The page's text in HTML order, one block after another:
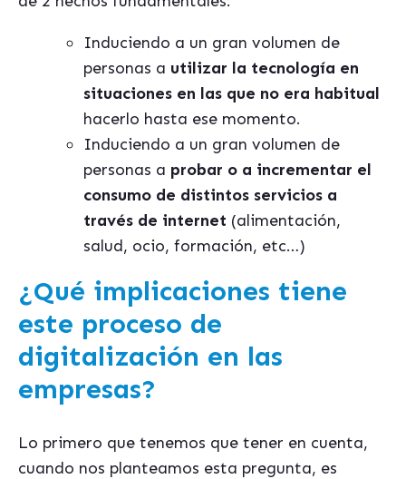
Induciendo a un gran volumen de
personas a utilizar la tecnología en
situaciones en las que no era habitual
hacerlo hasta ese momento.
Induciendo a un gran volumen de
personas a probar o a incrementar el
consumo de distintos servicios a
través de internet (alimentación,
salud, ocio, formación, etc…)
¿Qué implicaciones tiene
este proceso de
digitalización en las
empresas?
Lo primero que tenemos que tener en cuenta,
cuando nos planteamos esta pregunta, es